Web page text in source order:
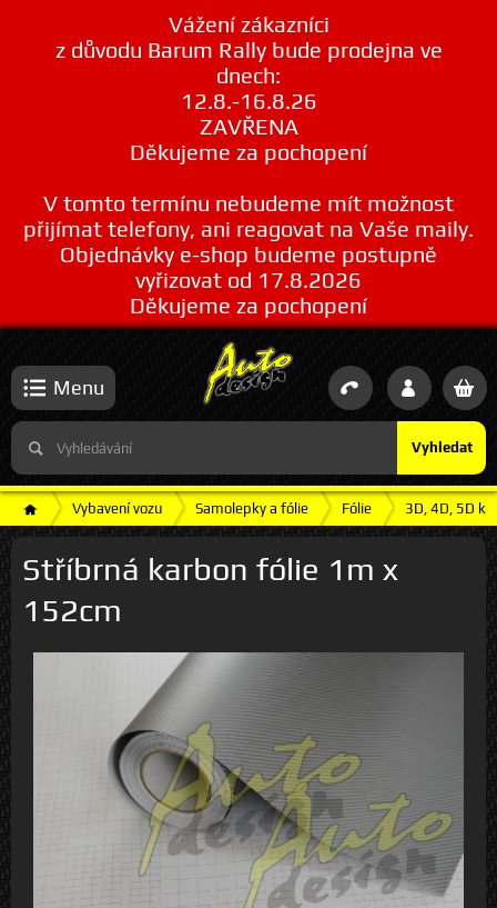
Vážení zákazníci
z důvodu Barum Rally bude prodejna ve
dnech:
12.8.-16.8.26
ZAVŘENA
Děkujeme za pochopení
V tomto termínu nebudeme mít možnost
přijímat telefony, ani reagovat na Vaše maily.
Objednávky e-shop budeme postupně
vyřizovat od 17.8.2026
Děkujeme za pochopení
Vyhledat
Menu
Vybavení vozu Samolepky a fólie Fólie 3D, 4D, 5D
Stříbrná karbon fólie 1m x
152cm